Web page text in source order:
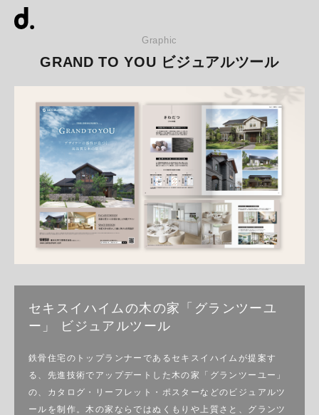
Graphic
GRAND TO YOU ビジュアルツール
セキスイハイムの木の家「グランツーユ
ー」 ビジュアルツール
鉄骨住宅のトップランナーであるセキスイハイムが提案す
る、先進技術でアップデートした木の家「グランツーユー」
の、カタログ・リーフレット・ポスターなどのビジュアルツ
ールを制作。木の家ならではぬくもりや上質さと、グランツ